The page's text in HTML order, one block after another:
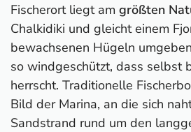
Fischerort liegt am größten
Chalkidiki und gleicht einem
bewachsenen Hügeln
so windgeschützt, dass selbst
herrscht. Traditionelle
Bild der Marina, an die sich
Sandstrand rund um den